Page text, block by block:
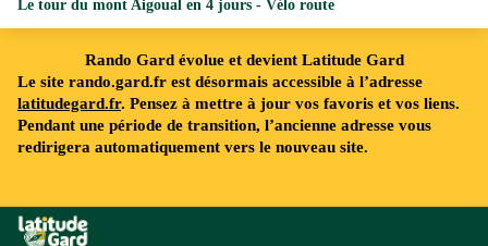
Rando Gard évolue et devient Latitude Gard
Le site rando.gard.fr est désormais accessible à l’adresse
latitudegard.fr. Pensez à mettre à jour vos favoris et vos liens.
Pendant une période de transition, l’ancienne adresse vous
redirigera automatiquement vers le nouveau site.
Rando Gard
Le tour du mont Aigoual en 4 jours - Vélo route